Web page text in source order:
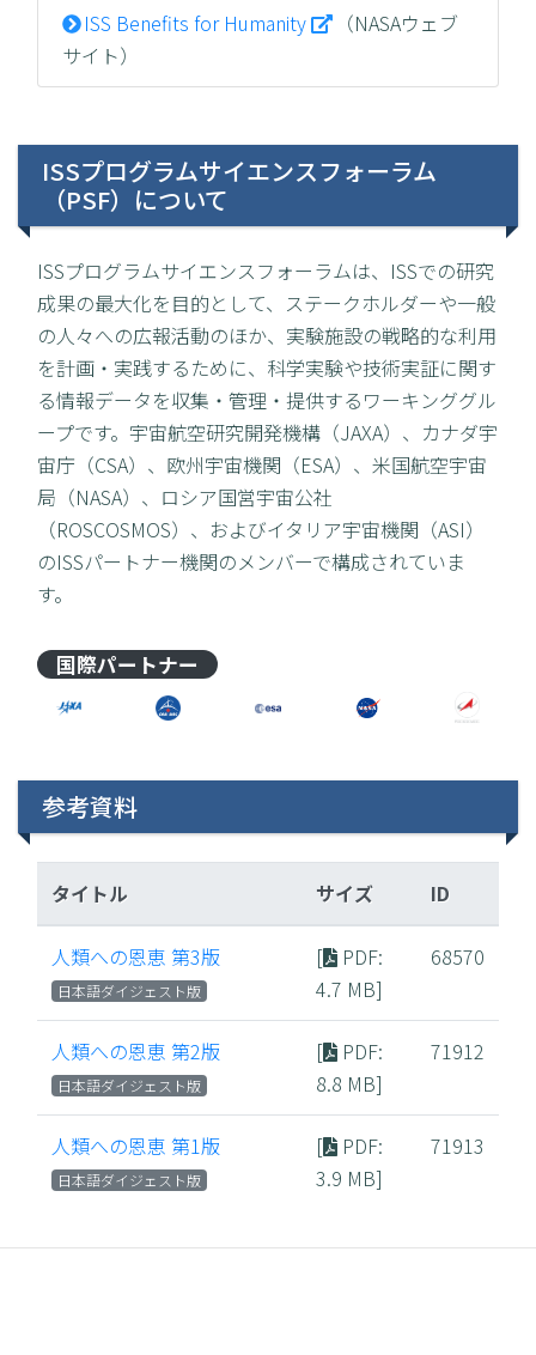
ISS Benefits for Humanity
（NASAウェブ
サイト）
ISSプログラムサイエンスフォーラム
（PSF）について
ISSプログラムサイエンスフォーラムは、ISSでの研究
成果の最大化を目的として、ステークホルダーや一般
の人々への広報活動のほか、実験施設の戦略的な利用
を計画・実践するために、科学実験や技術実証に関す
る情報データを収集・管理・提供するワーキンググル
ープです。宇宙航空研究開発機構（JAXA）、カナダ宇
宙庁（CSA）、欧州宇宙機関（ESA）、米国航空宇宙
局（NASA）、ロシア国営宇宙公社
（ROSCOSMOS）、およびイタリア宇宙機関（ASI）
のISSパートナー機関のメンバーで構成されていま
す。
国際パートナー
参考資料
タイトル サイズ ID
人類への恩恵 第3版
日本語ダイジェスト版
[ PDF:
4.7 MB]
68570
人類への恩恵 第2版
日本語ダイジェスト版
[ PDF:
8.8 MB]
71912
人類への恩恵 第1版
日本語ダイジェスト版
[ PDF:
3.9 MB]
71913